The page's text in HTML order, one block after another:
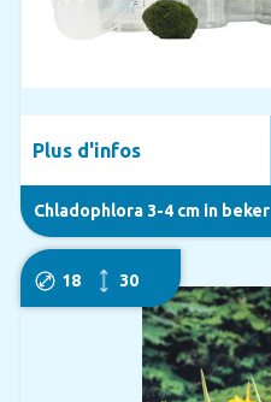
Chladophlora 3-4 cm in beker
Plus d'infos
18 30